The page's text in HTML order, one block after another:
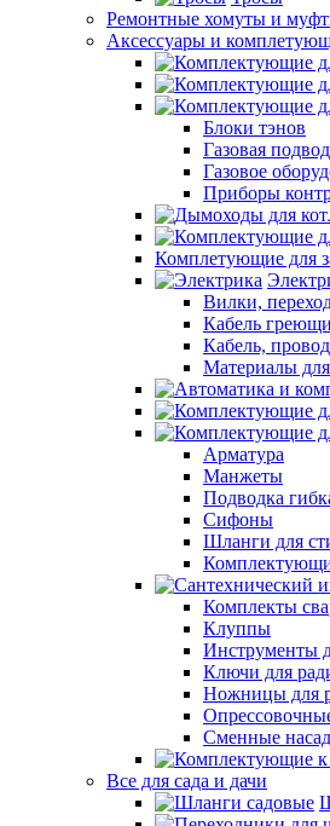
Ремонтные хомуты и
Аксессуары и
Блоки тэнов
Газовая
Газовое
Приборы
Комплетующие для
Вилки,
Кабель
Кабель,
Материалы
Арматура
Манжеты
Подводка
Сифоны
Шланги для
Комплекты
Клуппы
Инструменты
Ключи для
Ножницы для
Сменные
Все для сада и дачи